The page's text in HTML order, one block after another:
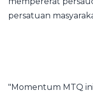
persatuan
"Momentum MTQ